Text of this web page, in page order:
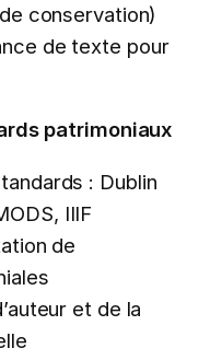
conservation)
de texte pour
patrimoniaux
: Dublin
IIIF
de
et de la